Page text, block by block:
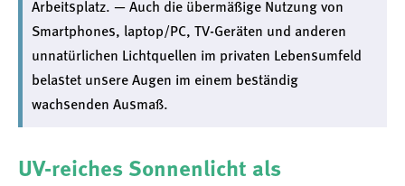
Arbeitsplatz. — Auch die übermäßige Nutzung von
Smartphones, laptop/PC, TV-Geräten und anderen
unnatürlichen Lichtquellen im privaten Lebensumfeld
belastet unsere Augen im einem beständig
wachsenden Ausmaß.
UV-reiches Sonnenlicht als